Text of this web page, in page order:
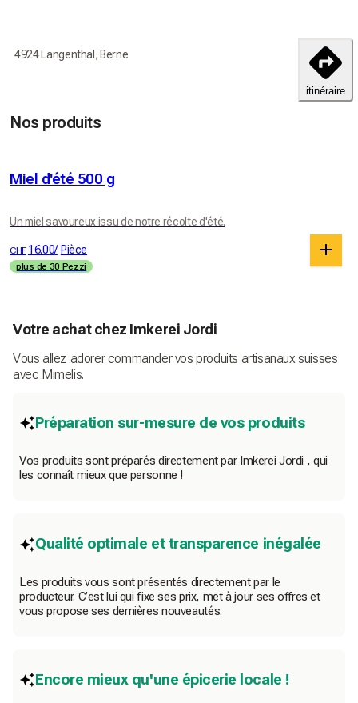
Commandez aujourd'hui pour recevoir vos produits d'ici le
Retours et échanges non acceptés
4924 Langenthal, Berne
itinéraire
Nos produits
Miel d'été 500 g
Un miel savoureux issu de notre récolte d'été.
CHF 16.00/ Pièce
plus de 30 Pezzi
Votre achat chez Imkerei Jordi
Vous allez adorer commander vos produits artisanaux suisses
avec Mimelis.
Préparation sur-mesure de vos produits
Vos produits sont préparés directement par Imkerei Jordi , qui
les connaît mieux que personne !
Qualité optimale et transparence inégalée
Les produits vous sont présentés directement par le
producteur. C’est lui qui fixe ses prix, met à jour ses offres et
vous propose ses dernières nouveautés.
Encore mieux qu'une épicerie locale !